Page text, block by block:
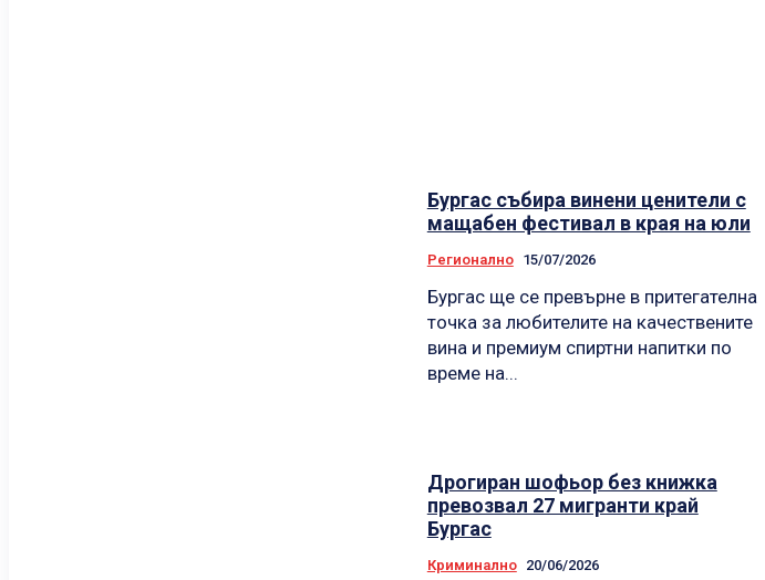
Бургас събира винени ценители с
мащабен фестивал в края на юли
Регионално 15/07/2026
Бургас ще се превърне в притегателна
точка за любителите на качествените
вина и премиум спиртни напитки по
време на...
Дрогиран шофьор без книжка
превозвал 27 мигранти край
Бургас
Криминално 20/06/2026